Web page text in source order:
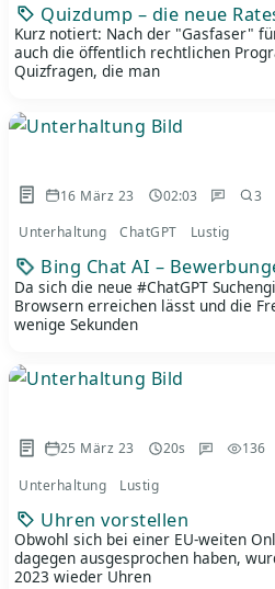
Quizdump – die neue
Kurz notiert: Nach der "Gasfaser"
auch die öffentlich rechtlichen
Quizfragen, die man
16 März 23 02:03 3
Unterhaltung ChatGPT Lustig
Bing Chat AI –
Da sich die neue #ChatGPT
Browsern erreichen lässt und die
wenige Sekunden
25 März 23 20s 136
Unterhaltung Lustig
Uhren vorstellen
Obwohl sich bei einer EU-weiten
dagegen ausgesprochen haben,
2023 wieder Uhren